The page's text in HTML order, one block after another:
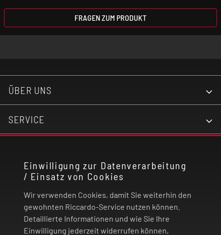
Einwilligung zur Datenverarbeitung
/ Einsatz von Cookies
Wir verwenden Cookies, damit Sie weiterhin den
gewohnten Riccardo-Service nutzen können.
Detaillierte Informationen und wie Sie Ihre
Einwilligung jederzeit widerrufen können,
FRAGEN ZUM PRODUKT
ÜBER UNS
SERVICE
RECHTLICHES
ZAHLUNG UND VERSAND